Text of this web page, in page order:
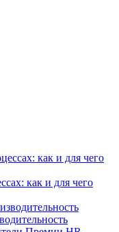
как и для чего